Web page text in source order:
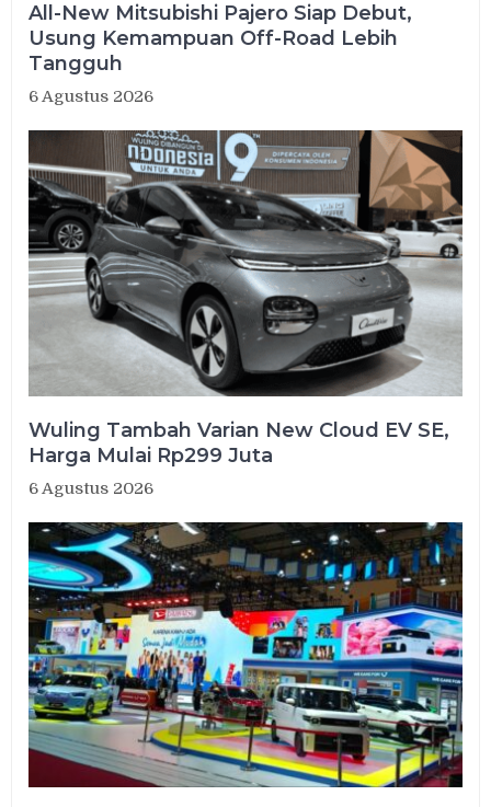
All-New Mitsubishi Pajero Siap Debut,
Usung Kemampuan Off-Road Lebih
Tangguh
6 Agustus 2026
Wuling Tambah Varian New Cloud EV SE,
Harga Mulai Rp299 Juta
6 Agustus 2026